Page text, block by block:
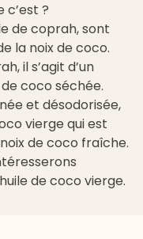
c’est ?
de coprah, sont
la noix de coco.
il s’agit d’un
coco séchée.
et désodorisée,
vierge qui est
de coco fraîche.
de coco vierge.